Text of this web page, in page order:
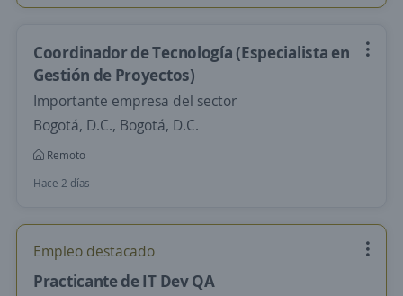
Coordinador de Tecnología (Especialista en
Gestión de Proyectos)
Importante empresa del sector
Bogotá, D.C., Bogotá, D.C.
Remoto
Hace 2 días
Empleo destacado
Practicante de IT Dev QA